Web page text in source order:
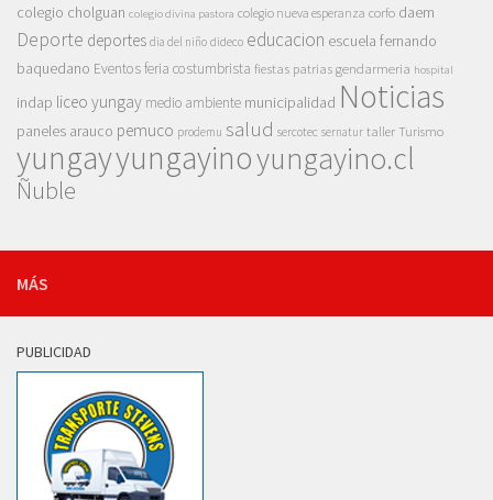
colegio cholguan colegio divina pastora colegio nueva esperanza corfo daem
Deporte deportes dia del niño dideco educacion escuela fernando
baquedano Eventosferia costumbrista fiestas patrias gendarmeria hospital
indap liceo yungay medio ambiente municipalidad Noticias
paneles arauco pemuco prodemu salud sercotec sernatur taller Turismo
yungayyungayinoyungayino.cl
Ñuble
MÁS
PUBLICIDAD